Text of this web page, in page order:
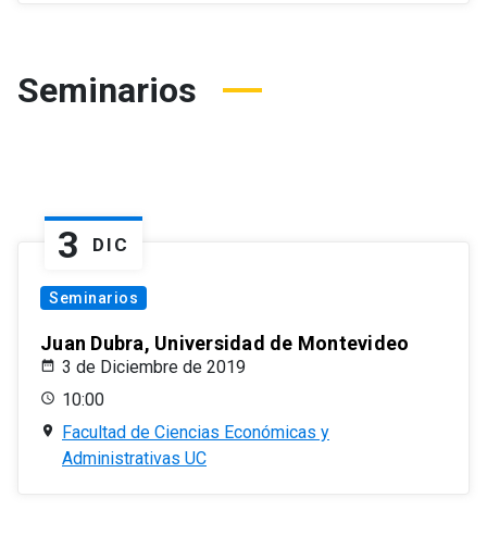
Seminarios
3 DIC
Seminarios
Juan Dubra, Universidad de Montevideo
3 de Diciembre de 2019
10:00
Facultad de Ciencias Económicas y
Administrativas UC